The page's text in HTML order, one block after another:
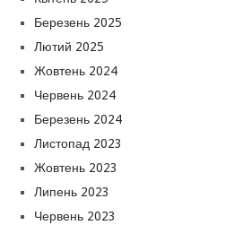
Березень 2025
Лютий 2025
Жовтень 2024
Червень 2024
Березень 2024
Листопад 2023
Жовтень 2023
Липень 2023
Червень 2023